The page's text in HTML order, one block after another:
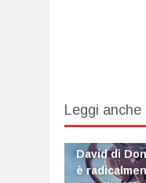
Leggi anche
David di
è